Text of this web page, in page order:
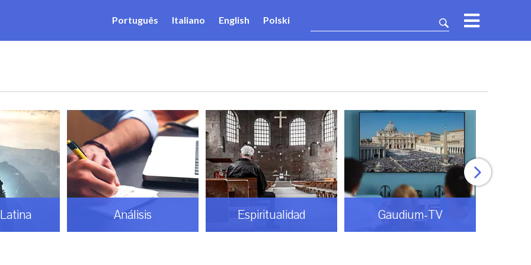
Português Italiano English Polski
Análisis Espiritualidad Gaudium-TV